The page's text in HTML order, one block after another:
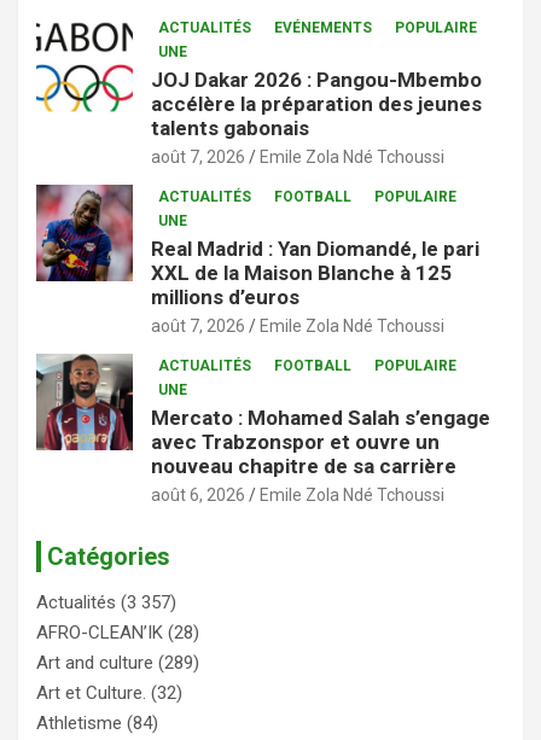
ACTUALITÉS EVÉNEMENTS
POPULAIRE
UNE
JOJ Dakar 2026 : Pangou-Mbembo
accélère la préparation des jeunes
talents gabonais
août 7, 2026 Emile Zola Ndé Tchoussi
ACTUALITÉS FOOTBALL
POPULAIRE
UNE
Real Madrid : Yan Diomandé, le pari
XXL de la Maison Blanche à 125
millions d’euros
août 7, 2026 Emile Zola Ndé Tchoussi
ACTUALITÉS FOOTBALL
POPULAIRE
UNE
Mercato : Mohamed Salah s’engage
avec Trabzonspor et ouvre un
nouveau chapitre de sa carrière
août 6, 2026 Emile Zola Ndé Tchoussi
Catégories
Actualités (3 357)
AFRO-CLEAN’IK (28)
Art and culture (289)
Art et Culture. (32)
Athletisme (84)